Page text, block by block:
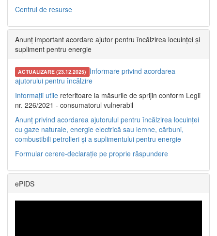
Centrul de resurse
Anunț important acordare ajutor pentru încălzirea locuinței și
supliment pentru energie
ACTUALIZARE (23.12.2025) Informare privind acordarea
ajutorului pentru încălzire
Informații utile referitoare la măsurile de sprijin conform Legii
nr. 226/2021 - consumatorul vulnerabil
Anunț privind acordarea ajutorului pentru încălzirea locuinței
cu gaze naturale, energie electrică sau lemne, cărbuni,
combustibili petrolieri și a suplimentului pentru energie
Formular cerere-declarație pe proprie răspundere
ePIDS